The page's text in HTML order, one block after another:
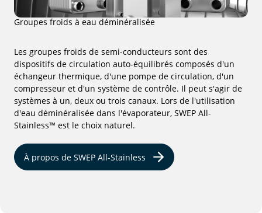
Groupes froids à eau déminéralisée
Les groupes froids de semi-conducteurs sont des
dispositifs de circulation auto-équilibrés composés d'un
échangeur thermique, d'une pompe de circulation, d'un
compresseur et d'un système de contrôle. Il peut s'agir de
systèmes à un, deux ou trois canaux. Lors de l'utilisation
d'eau déminéralisée dans l'évaporateur, SWEP All-
Stainless™ est le choix naturel.
À propos de SWEP All-Stainless